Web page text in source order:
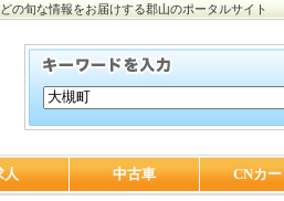
の旬な情報をお届けする郡山のポータルサイト
人 中古車 CNカ